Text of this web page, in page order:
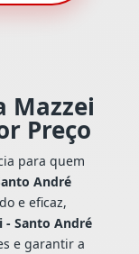
Mazzei
Preço
para quem
André
e eficaz,
- Santo André
e garantir a